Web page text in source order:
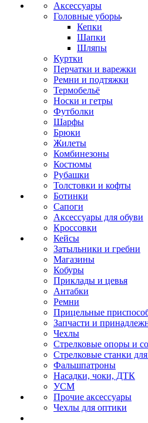
Аксессуары
Головные уборы
Кепки
Шапки
Шляпы
Куртки
Перчатки и варежки
Ремни и подтяжки
Термобельё
Носки и гетры
Футболки
Шарфы
Брюки
Жилеты
Комбинезоны
Костюмы
Рубашки
Толстовки и кофты
Ботинки
Сапоги
Аксессуары для обуви
Кроссовки
Кейсы
Затыльники и гребни
Магазины
Кобуры
Приклады и цевья
Антабки
Ремни
Прицельные
Запчасти и
Чехлы
Стрелковые опоры и
Стрелковые станки
Фальшпатроны
Насадки, чоки, ДТК
УСМ
Прочие аксессуары
Чехлы для оптики